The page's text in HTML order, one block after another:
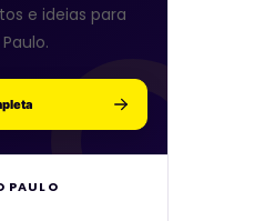
e ideias para
PAULO